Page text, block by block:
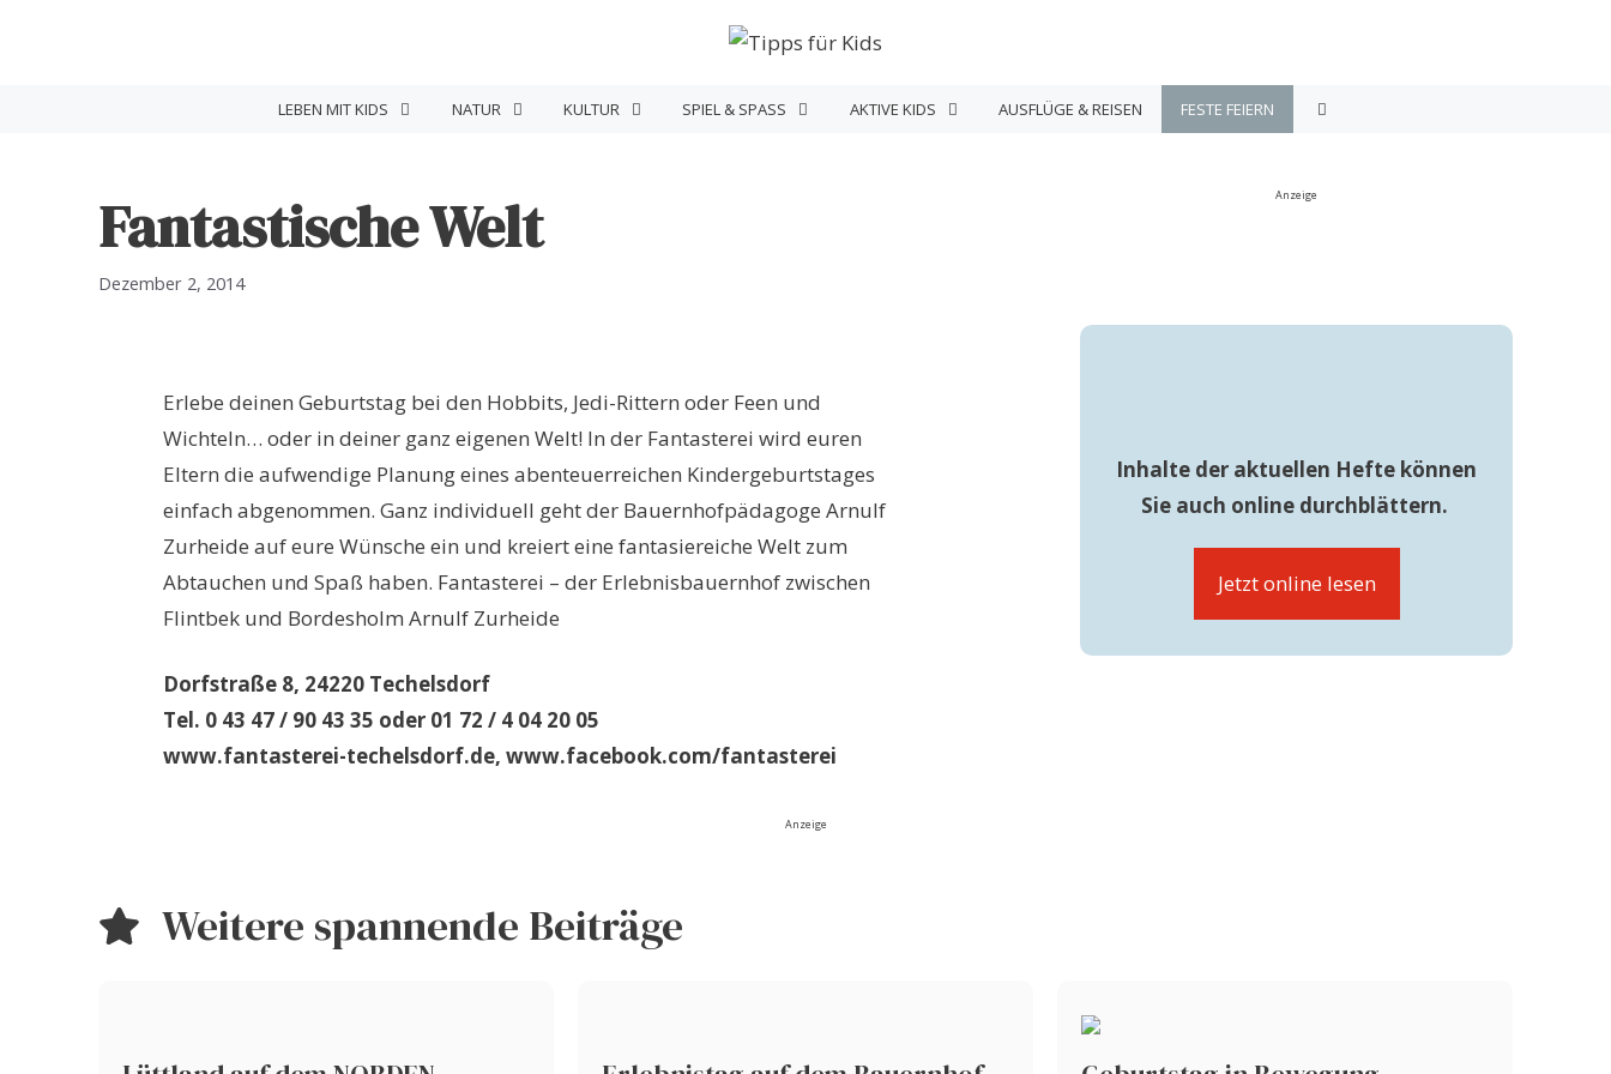
LEBEN MIT KIDS NATUR KULTUR SPIEL & SPASS AKTIVE KIDS AUSFLÜGE & REISEN FESTE FEIERN
Fantastische Welt
Dezember 2, 2014
Erlebe deinen Geburtstag bei den Hobbits, Jedi-Rittern oder Feen und
Wichteln… oder in deiner ganz eigenen Welt! In der Fantasterei wird euren
Eltern die aufwendige Planung eines abenteuerreichen Kindergeburtstages
einfach abgenommen. Ganz individuell geht der Bauernhofpädagoge Arnulf
Zurheide auf eure Wünsche ein und kreiert eine fantasiereiche Welt zum
Abtauchen und Spaß haben. Fantasterei – der Erlebnisbauernhof zwischen
Flintbek und Bordesholm Arnulf Zurheide
Dorfstraße 8, 24220 Techelsdorf
Tel. 0 43 47 / 90 43 35 oder 01 72 / 4 04 20 05
www.fantasterei-techelsdorf.de, www.facebook.com/fantasterei
Anzeige
Inhalte der aktuellen Hefte können
Sie auch online durchblättern.
Jetzt online lesen
Anzeige
Weitere spannende Beiträge